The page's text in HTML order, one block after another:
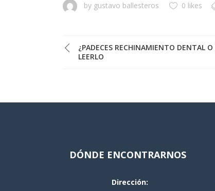
by gustavo ballesteros 0 likes
¿PADECES RECHINAMIENTO DENTAL
LEERLO
DÓNDE ENCONTRARNOS
Dirección: